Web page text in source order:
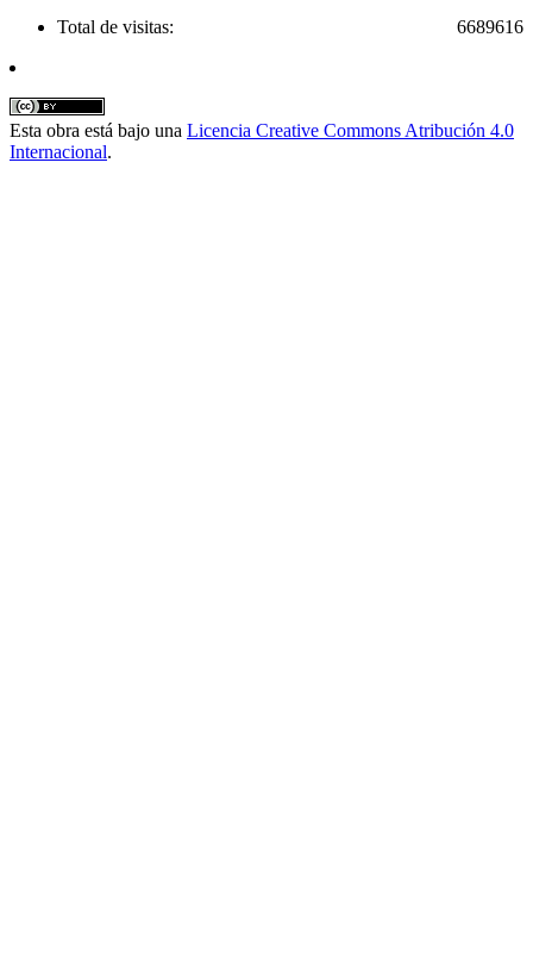
6689616
Total de visitas:
Esta obra está bajo una Licencia Creative Commons Atribución 4.0
Internacional.